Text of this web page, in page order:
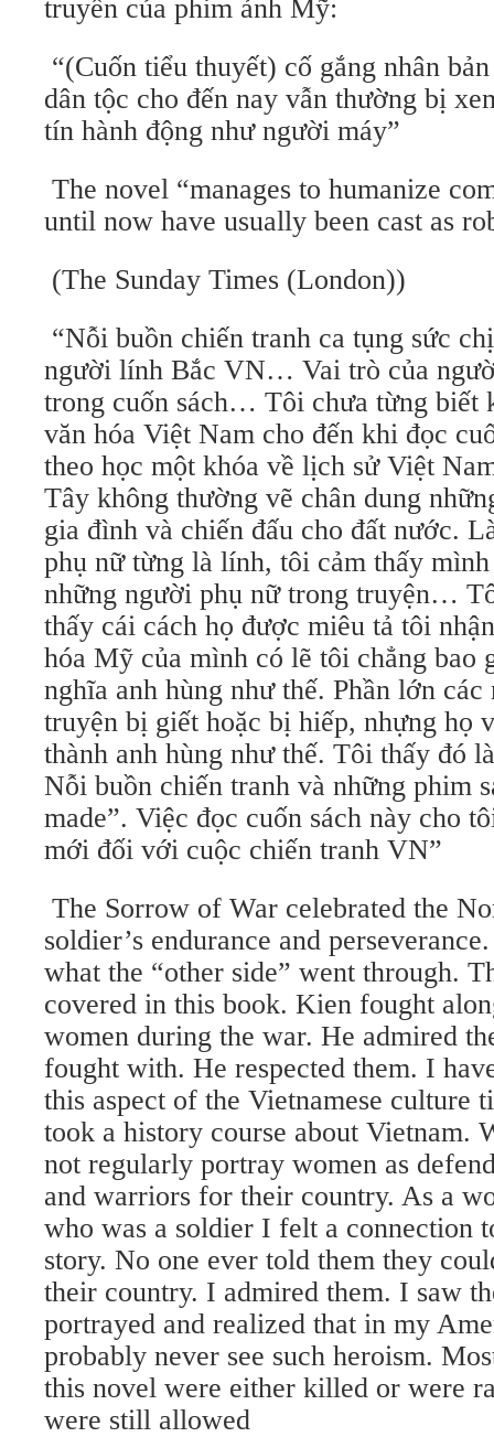
truyền của phim ảnh Mỹ:
“(Cuốn tiểu thuyết) cố gắng nhân
dân tộc cho đến nay vẫn thường bị
tín hành động như người máy”
The novel “manages to humanize
until now have usually been cast as
(The Sunday Times (London))
“Nỗi buồn chiến tranh ca tụng sức
người lính Bắc VN… Vai trò của
trong cuốn sách… Tôi chưa từng biết
văn hóa Việt Nam cho đến khi đọc
theo học một khóa về lịch sử Việt
Tây không thường vẽ chân dung
gia đình và chiến đấu cho đất nước.
phụ nữ từng là lính, tôi cảm thấy
những người phụ nữ trong truyện…
thấy cái cách họ được miêu tả tôi
hóa Mỹ của mình có lẽ tôi chẳng bao
nghĩa anh hùng như thế. Phần lớn
truyện bị giết hoặc bị hiếp, nhựng họ
thành anh hùng như thế. Tôi thấy đó
Nỗi buồn chiến tranh và những phim
made”. Việc đọc cuốn sách này cho
mới đối với cuộc chiến tranh VN”
The Sorrow of War celebrated the
soldier’s endurance and
what the “other side” went through.
covered in this book. Kien fought
women during the war. He admired
fought with. He respected them. I
this aspect of the Vietnamese culture
took a history course about Vietnam.
not regularly portray women as
and warriors for their country. As a
who was a soldier I felt a connection
story. No one ever told them they
their country. I admired them. I saw
portrayed and realized that in my
probably never see such heroism.
this novel were either killed or were
were still allowed